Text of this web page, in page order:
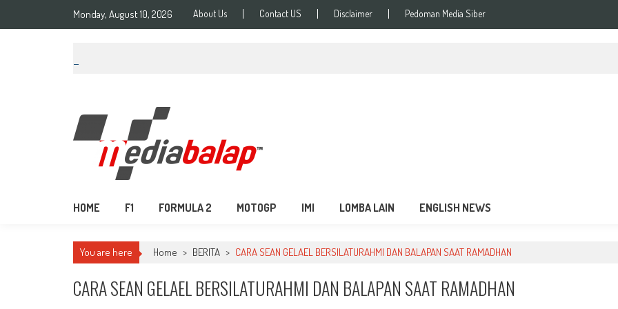
Monday, August 10, 2026 About Us Contact US Disclaimer Pedoman Media Siber
MediaBalap.com | Informasi Balap Terupdate
HOME F1 FORMULA 2 MOTOGP IMI LOMBA LAIN ENGLISH NEWS
You are here Home > BERITA > CARA SEAN GELAEL BERSILATURAHMI DAN BALAPAN SAAT RAMADHAN
CARA SEAN GELAEL BERSILATURAHMI DAN BALAPAN SAAT RAMADHAN